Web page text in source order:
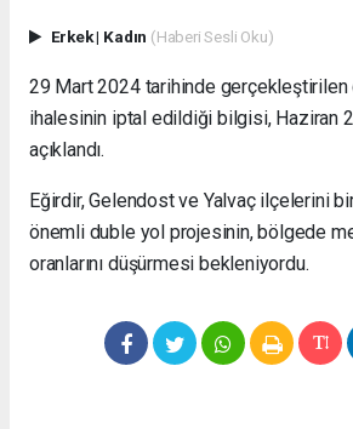
Erkek| Kadın (Haberi Sesli Oku)
29 Mart 2024 tarihinde gerçekleştirilen
ihalesinin iptal edildiği bilgisi, Haziran
açıklandı.
Eğirdir, Gelendost ve Yalvaç ilçelerini
önemli duble yol projesinin, bölgede
oranlarını düşürmesi bekleniyordu.